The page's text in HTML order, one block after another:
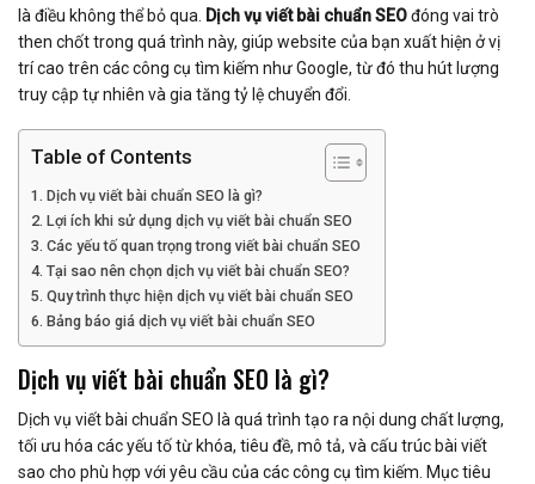
là điều không thể bỏ qua.
Dịch vụ viết bài chuẩn SEOđóng vai trò
then chốt trong quá trình này, giúp website của bạn xuất hiện ở vị
trí cao trên các công cụ tìm kiếm như Google, từ đó thu hút lượng
truy cập tự nhiên và gia tăng tỷ lệ chuyển đổi.
Table of Contents
Dịch vụ viết bài chuẩn SEO là gì?
Lợi ích khi sử dụng dịch vụ viết bài chuẩn SEO
Các yếu tố quan trọng trong viết bài chuẩn SEO
Tại sao nên chọn dịch vụ viết bài chuẩn SEO?
Quy trình thực hiện dịch vụ viết bài chuẩn SEO
Bảng báo giá dịch vụ viết bài chuẩn SEO
Dịch vụ viết bài chuẩn SEO là gì?
Dịch vụ viết bài chuẩn SEO là quá trình tạo ra nội dung chất lượng,
tối ưu hóa các yếu tố từ khóa, tiêu đề, mô tả, và cấu trúc bài viết
sao cho phù hợp với yêu cầu của các công cụ tìm kiếm. Mục tiêu